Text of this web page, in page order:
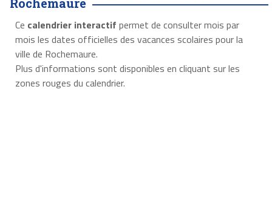
Rochemaure
Ce calendrier interactif permet de consulter mois par
mois les dates officielles des vacances scolaires pour la
ville de Rochemaure.
Plus d'informations sont disponibles en cliquant sur les
zones rouges du calendrier.